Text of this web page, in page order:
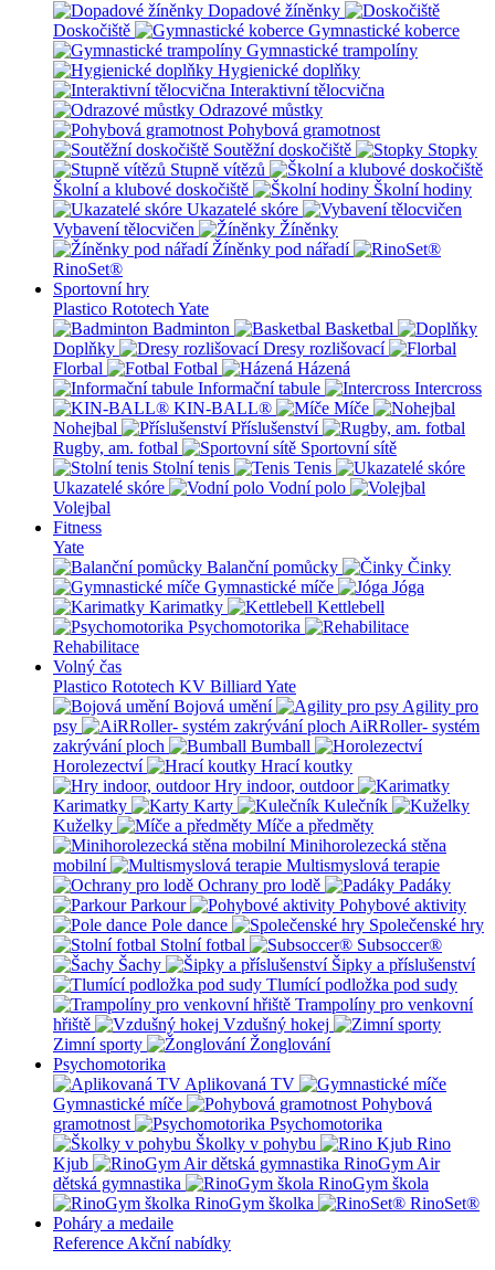
Dopadové žíněnky
Doskočiště
Gymnastické koberce
Gymnastické trampolíny
Hygienické doplňky
Interaktivní tělocvična
Odrazové můstky
Pohybová gramotnost
Soutěžní doskočiště
Stopky
Stupně vítězů
Školní a klubové doskočiště
Školní hodiny
Ukazatelé skóre
Vybavení tělocvičen
Žíněnky
Žíněnky pod nářadí
RinoSet®
Sportovní hry
Plastico Rototech Yate
Badminton
Basketbal
Doplňky
Dresy rozlišovací
Florbal
Fotbal
Házená
Informační tabule
Intercross
KIN-BALL®
Míče
Nohejbal
Příslušenství
Rugby, am. fotbal
Sportovní sítě
Stolní tenis
Tenis
Ukazatelé skóre
Vodní polo
Volejbal
Fitness
Yate
Balanční pomůcky
Činky
Gymnastické míče
Jóga
Karimatky
Kettlebell
Psychomotorika
Rehabilitace
Volný čas
Plastico Rototech KV Billiard Yate
Bojová umění
Agility pro
psy
AiRRoller- systém
zakrývání ploch
Bumball
Horolezectví
Hrací koutky
Hry indoor, outdoor
Karimatky
Karty
Kulečník
Kuželky
Míče a předměty
Minihorolezecká stěna
mobilní
Multismyslová terapie
Ochrany pro lodě
Padáky
Parkour
Pohybové aktivity
Pole dance
Společenské hry
Stolní fotbal
Subsoccer®
Šachy
Šipky a příslušenství
Tlumící podložka pod sudy
Trampolíny pro venkovní
hřiště
Vzdušný hokej
Zimní sporty
Žonglování
Psychomotorika
Aplikovaná TV
Gymnastické míče
Pohybová
gramotnost
Psychomotorika
Školky v pohybu
Rino
Kjub
RinoGym Air
dětská gymnastika
RinoGym škola
RinoGym školka
RinoSet®
Poháry a medaile
Reference Akční nabídky